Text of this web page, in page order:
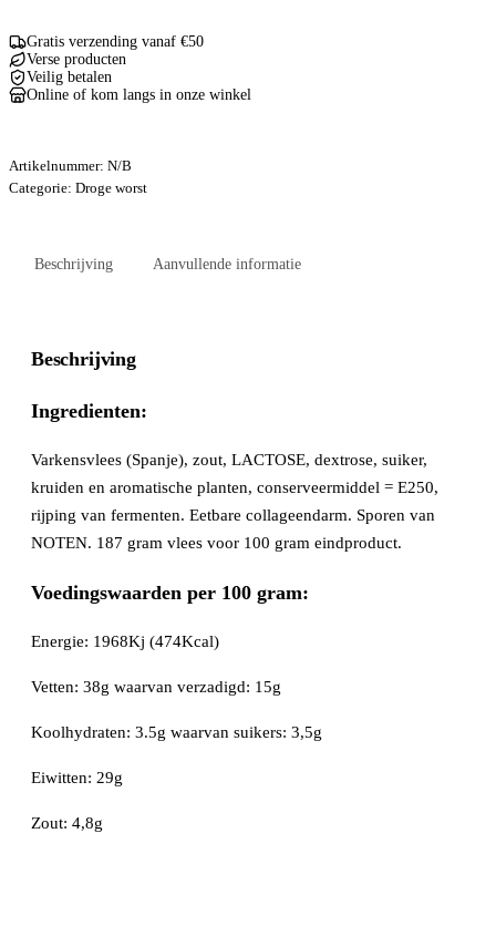
Gratis verzending vanaf €50
Verse producten
Veilig betalen
Online of kom langs in onze winkel
Artikelnummer: N/B
Categorie: Droge worst
Beschrijving Aanvullende informatie
Beschrijving
Ingredienten:
Varkensvlees (Spanje), zout, LACTOSE, dextrose, suiker,
kruiden en aromatische planten, conserveermiddel = E250,
rijping van fermenten. Eetbare collageendarm. Sporen van
NOTEN. 187 gram vlees voor 100 gram eindproduct.
Voedingswaarden per 100 gram:
Energie: 1968Kj (474Kcal)
Vetten: 38g waarvan verzadigd: 15g
Koolhydraten: 3.5g waarvan suikers: 3,5g
Eiwitten: 29g
Zout: 4,8g